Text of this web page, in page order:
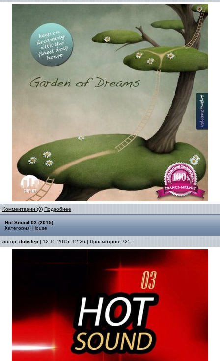
Комментарии (0) Подробнее
Hot Sound 03 (2015)
Категория: House
автор: dubstep | 12-12-2015, 12:26 | Просмотров: 725